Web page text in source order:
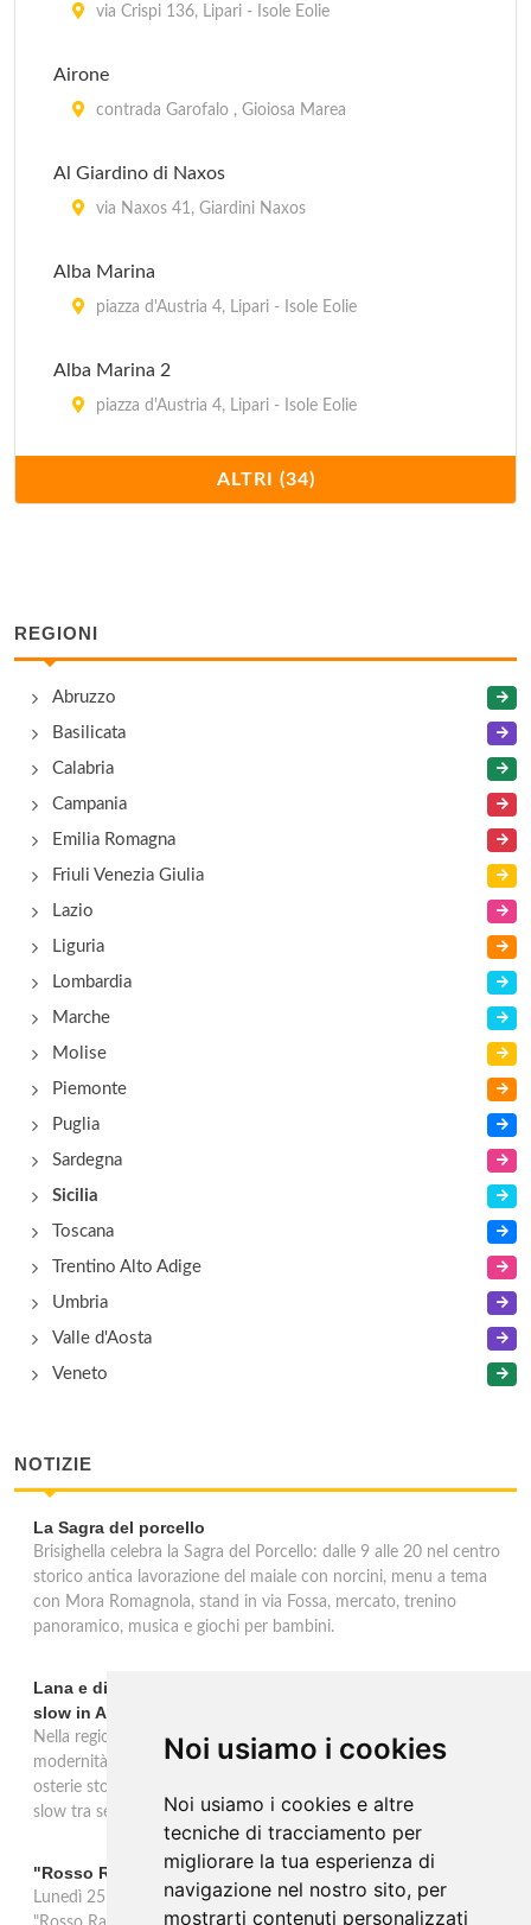
Noi usiamo i cookies
Noi usiamo i cookies e altre
tecniche di tracciamento per
migliorare la tua esperienza di
navigazione nel nostro sito, per
mostrarti contenuti personalizzati
via Crispi 136, Lipari - Isole Eolie
Airone
contrada Garofalo , Gioiosa Marea
Al Giardino di Naxos
via Naxos 41, Giardini Naxos
Alba Marina
piazza d'Austria 4, Lipari - Isole Eolie
Alba Marina 2
piazza d'Austria 4, Lipari - Isole Eolie
via Baracca , Lipari - Isole Eolie
Baia Unci
via Volta , Lipari - Isole Eolie
Bellavista
via Cappuccini , Taormina
Casa nel Verde
ALTRI (34)
REGIONI
Abruzzo
Basilicata
Calabria
Campania
Emilia Romagna
Friuli Venezia Giulia
Lazio
Liguria
Lombardia
Marche
Molise
Piemonte
Puglia
Sardegna
Sicilia
Toscana
Trentino Alto Adige
Umbria
Valle d'Aosta
Veneto
NOTIZIE
La Sagra del porcello
Brisighella celebra la Sagra del Porcello: dalle 9 alle 20 nel centro
storico antica lavorazione del maiale con norcini, menu a tema
con Mora Romagnola, stand in via Fossa, mercato, trenino
panoramico, musica e giochi per bambini.
Lana e dintorni: Törggelen, vini d'eccellenza e vacanze
slow in Alto Adige
Nella regione di Lana in Alto Adige tradizione contadina e
modernità si fondono in un'esperienza autentica. Törggelen nelle
osterie storiche, vini da antiche tradizioni vitivinicole e vacanze
slow tra sentieri delle rogge e produttori locali.
"Rosso Rame" in scena a Collepasso il 25 agosto
Lunedì 25 agosto al Palazzo Baronale di Collepasso va in scena